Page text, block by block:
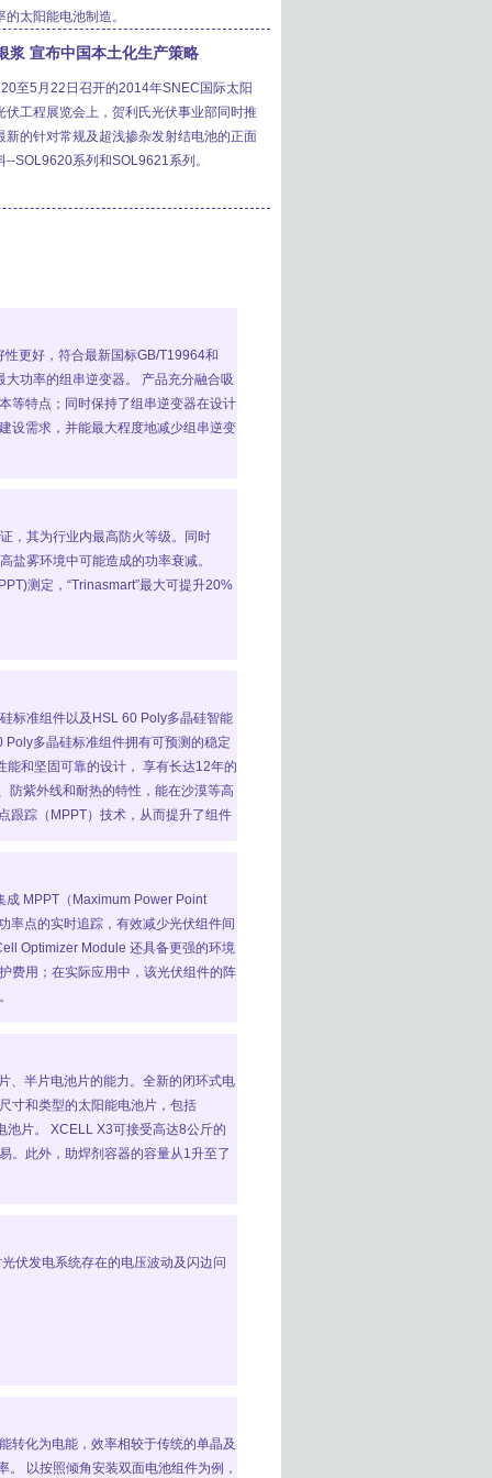
的太阳能电池制造。
浆 宣布中国本土化生产策略
至5月22日召开的2014年SNEC国际太阳
伏工程展览会上，贺利氏光伏事业部同时推
新的针对常规及超浅掺杂发射结电池的正面
--SOL9620系列和SOL9621系列。
更好，符合最新国标GB/T19964和
功率的组串逆变器。 产品充分融合吸
等特点；同时保持了组串逆变器在设计
设需求，并能最大程度地减少组串逆变
，其为行业内最高防火等级。同时
盐雾环境中可能造成的功率衰减。
测定，“Trinasmart”最大可提升20%
标准组件以及HSL 60 Poly多晶硅智能
多晶硅标准组件拥有可预测的稳定
和坚固可靠的设计， 享有长达12年的
防紫外线和耐热的特性，能在沙漠等高
跟踪（MPPT）技术，从而提升了组件
MPPT（Maximum Power Point
率点的实时追踪，有效减少光伏组件间
Optimizer Module 还具备更强的环境
费用；在实际应用中，该光伏组件的阵
、半片电池片的能力。全新的闭环式电
寸和类型的太阳能电池片，包括
片。 XCELL X3可接受高达8公斤的
。此外，助焊剂容器的容量从1升至了
伏发电系统存在的电压波动及闪边问
转化为电能，效率相较于传统的单晶及
以按照倾角安装双面电池组件为例，